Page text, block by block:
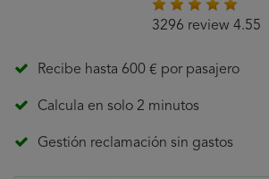
3296 review 4.55
Recibe hasta 600 € por pasajero
Calcula en solo 2 minutos
Gestión reclamación sin gastos